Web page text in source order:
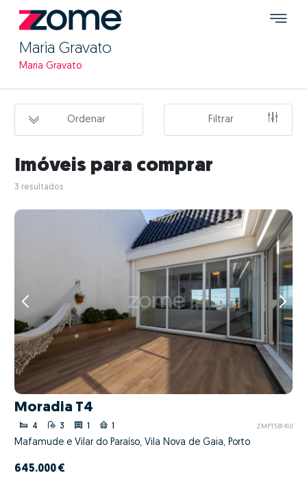
Maria Gravato
Maria Gravato
Ordenar Filtrar
Imóveis para comprar
3 resultados
Moradia T4
4 3 1 1 ZMPT581410
Mafamude e Vilar do Paraíso, Vila Nova de Gaia, Porto
645.000 €